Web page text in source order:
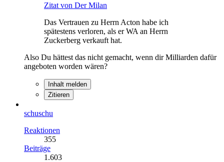
Zitat von Der Milan
Das Vertrauen zu Herrn Acton habe ich
spätestens verloren, als er WA an Herrn
Zuckerberg verkauft hat.
Also Du hättest das nicht gemacht, wenn dir Milliarden dafür
angeboten worden wären?
Inhalt melden
Zitieren
schuschu
Reaktionen
355
Beiträge
1.603